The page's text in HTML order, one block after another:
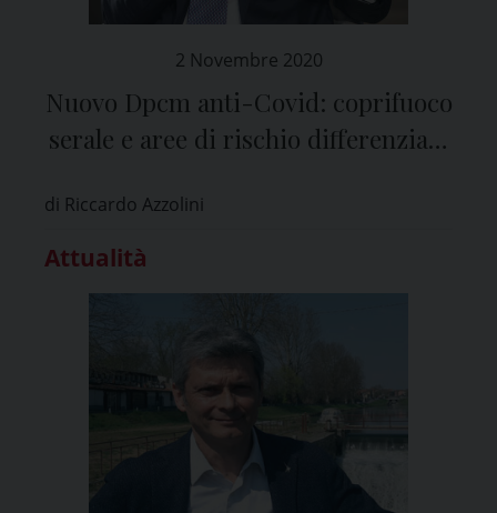
2 Novembre 2020
Nuovo Dpcm anti-Covid: coprifuoco
serale e aree di rischio differenziate
di Riccardo Azzolini
Attualità